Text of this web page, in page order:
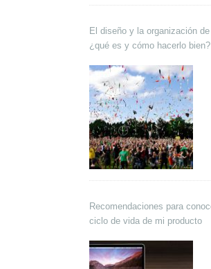
El diseño y la organización
¿qué es y cómo hacerlo bien?
Recomendaciones para
ciclo de vida de mi producto